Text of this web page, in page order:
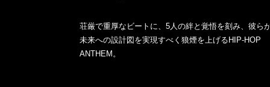
荘厳で重厚なビートに、5人の絆と覚悟を刻み、彼ら
未来への設計図を実現すべく狼煙を上げるHIP-HOP
ANTHEM。